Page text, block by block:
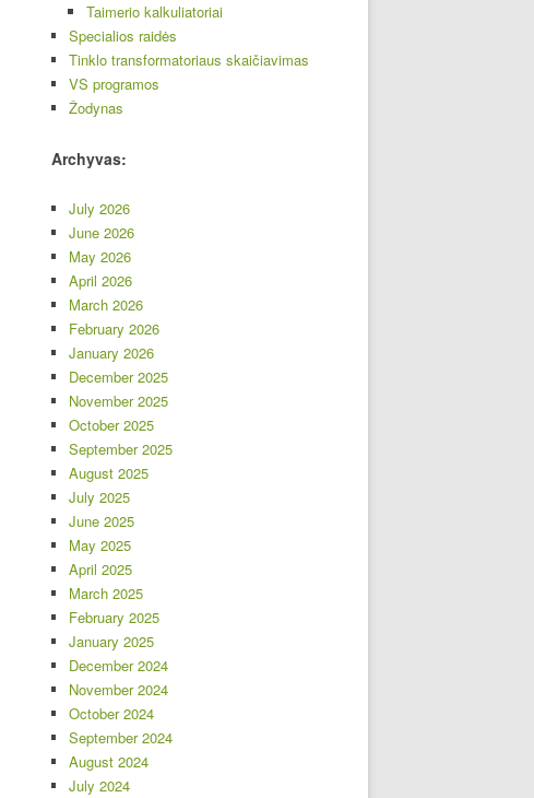
Taimerio kalkuliatoriai
Specialios raidės
Tinklo transformatoriaus skaičiavimas
VS programos
Žodynas
Archyvas:
July 2026
June 2026
May 2026
April 2026
March 2026
February 2026
January 2026
December 2025
November 2025
October 2025
September 2025
August 2025
July 2025
June 2025
May 2025
April 2025
March 2025
February 2025
January 2025
December 2024
November 2024
October 2024
September 2024
August 2024
July 2024